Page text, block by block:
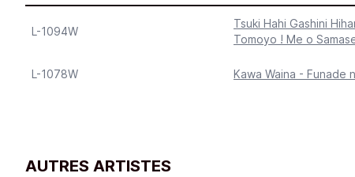
L-1094W
Tsuki Hahi Gashini
Tomoyo ! Me o
L-1078W Kawa Waina - Funade
AUTRES ARTISTES